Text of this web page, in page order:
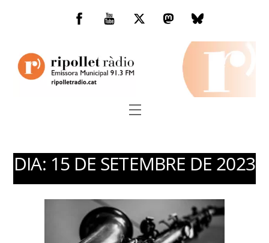
Facebook
You
TwitterMastodonBluesky
Menu
DIA: 15 DE SETEMBRE DE 2023